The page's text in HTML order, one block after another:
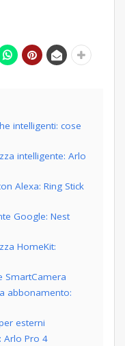
intelligenti: cose
intelligente: Arlo
Alexa: Ring Stick
Google: Nest
HomeKit:
SmartCamera
abbonamento:
esterni
Arlo Pro 4